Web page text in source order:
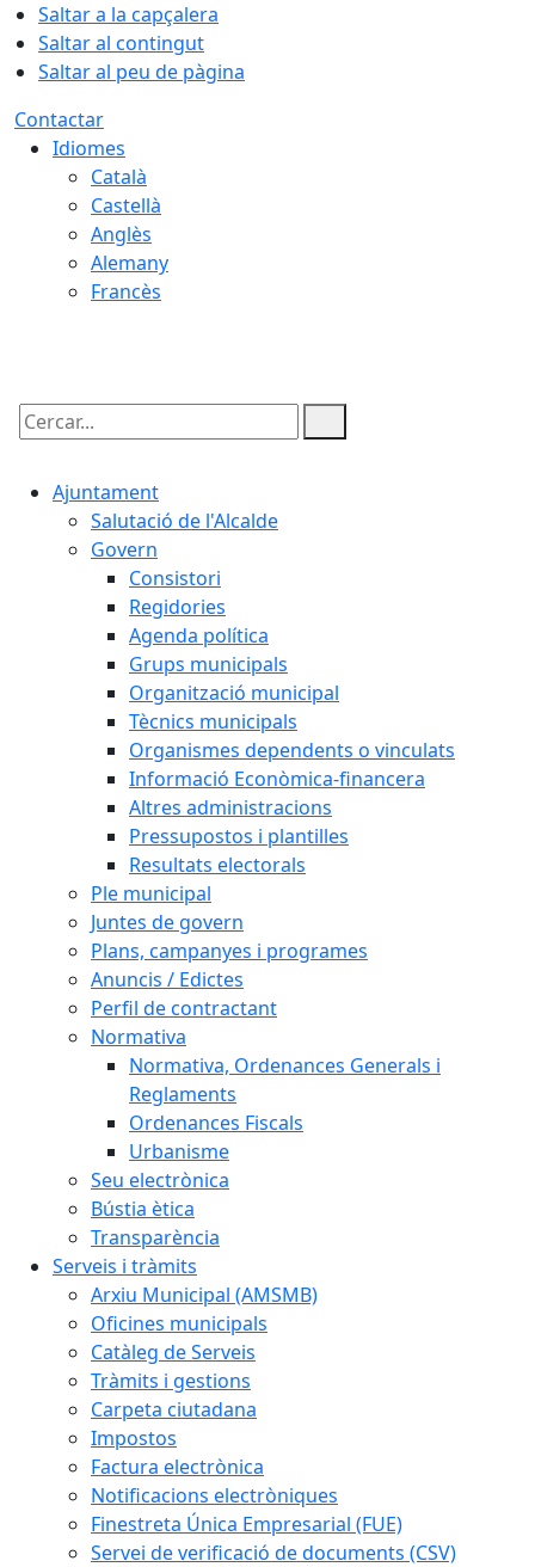
Saltar a la capçalera
Saltar al contingut
Saltar al peu de pàgina
Contactar
Idiomes
Català
Castellà
Anglès
Alemany
Francès
Cercar:
Ajuntament
Salutació de l'Alcalde
Govern
Consistori
Regidories
Agenda política
Grups municipals
Organització municipal
Tècnics municipals
Organismes dependents o vinculats
Informació Econòmica-financera
Altres administracions
Pressupostos i plantilles
Resultats electorals
Ple municipal
Juntes de govern
Plans, campanyes i programes
Anuncis / Edictes
Perfil de contractant
Normativa
Normativa, Ordenances Generals i
Reglaments
Ordenances Fiscals
Urbanisme
Seu electrònica
Bústia ètica
Transparència
Serveis i tràmits
Arxiu Municipal (AMSMB)
Oficines municipals
Catàleg de Serveis
Tràmits i gestions
Carpeta ciutadana
Impostos
Factura electrònica
Notificacions electròniques
Finestreta Única Empresarial (FUE)
Servei de verificació de documents (CSV)